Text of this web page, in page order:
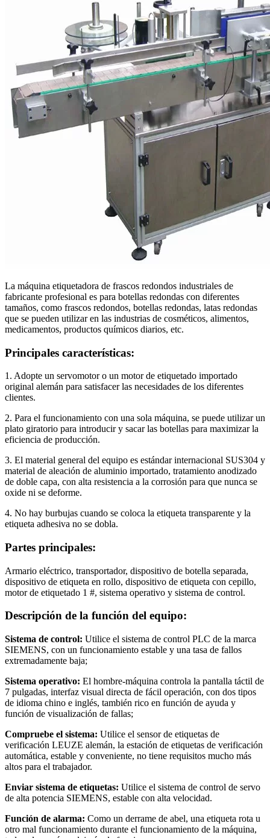
La máquina etiquetadora de frascos redondos industriales de
fabricante profesional es para botellas redondas con diferentes
tamaños, como frascos redondos, botellas redondas, latas redondas
que se pueden utilizar en las industrias de cosméticos, alimentos,
medicamentos, productos químicos diarios, etc.
Principales características:
1. Adopte un servomotor o un motor de etiquetado importado
original alemán para satisfacer las necesidades de los diferentes
clientes.
2. Para el funcionamiento con una sola máquina, se puede utilizar un
plato giratorio para introducir y sacar las botellas para maximizar la
eficiencia de producción.
3. El material general del equipo es estándar internacional SUS304 y
material de aleación de aluminio importado, tratamiento anodizado
de doble capa, con alta resistencia a la corrosión para que nunca se
oxide ni se deforme.
4. No hay burbujas cuando se coloca la etiqueta transparente y la
etiqueta adhesiva no se dobla.
Partes principales:
Armario eléctrico, transportador, dispositivo de botella separada,
dispositivo de etiqueta en rollo, dispositivo de etiqueta con cepillo,
motor de etiquetado 1 #, sistema operativo y sistema de control.
Descripción de la función del equipo:
Sistema de control: Utilice el sistema de control PLC de la marca
SIEMENS, con un funcionamiento estable y una tasa de fallos
extremadamente baja;
Sistema operativo: El hombre-máquina controla la pantalla táctil de
7 pulgadas, interfaz visual directa de fácil operación, con dos tipos
de idioma chino e inglés, también rico en función de ayuda y
función de visualización de fallas;
Compruebe el sistema: Utilice el sensor de etiquetas de
verificación LEUZE alemán, la estación de etiquetas de verificación
automática, estable y conveniente, no tiene requisitos mucho más
altos para el trabajador.
Enviar sistema de etiquetas: Utilice el sistema de control de servo
de alta potencia SIEMENS, estable con alta velocidad.
Función de alarma: Como un derrame de abel, una etiqueta rota u
otro mal funcionamiento durante el funcionamiento de la máquina,